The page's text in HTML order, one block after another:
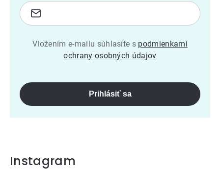
Vložením e-mailu súhlasíte s podmienkami
ochrany osobných údajov
Prihlásiť sa
Instagram